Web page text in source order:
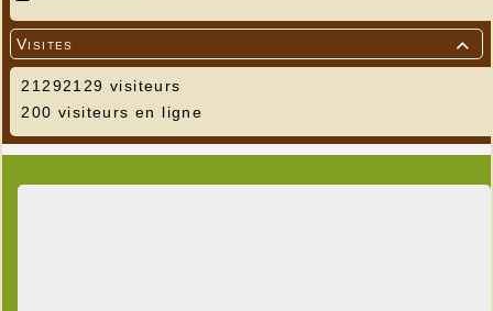

Visites
21292129 visiteurs
200 visiteurs en ligne